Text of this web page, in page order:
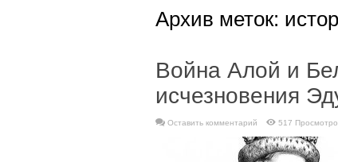
Архив меток:
Война Алой и
исчезновения
Оставить комментарий 517